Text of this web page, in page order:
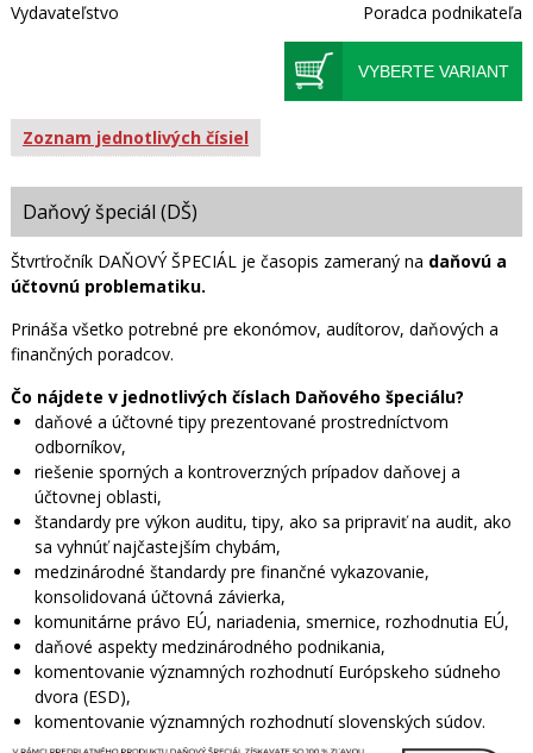
Vydavateľstvo
Poradca podnikateľa
VYBERTE VARIANT
Zoznam jednotlivých čísiel
Daňový špeciál (DŠ)
Štvrťročník DAŇOVÝ ŠPECIÁL je časopis zameraný na daňovú a
účtovnú problematiku.
Prináša všetko potrebné pre ekonómov, audítorov, daňových a
finančných poradcov.
Čo nájdete v jednotlivých číslach Daňového špeciálu?
daňové a účtovné tipy prezentované prostredníctvom
odborníkov,
riešenie sporných a kontroverzných prípadov daňovej a
účtovnej oblasti,
štandardy pre výkon auditu, tipy, ako sa pripraviť na audit, ako
sa vyhnúť najčastejším chybám,
medzinárodné štandardy pre finančné vykazovanie,
konsolidovaná účtovná závierka,
komunitárne právo EÚ, nariadenia, smernice, rozhodnutia EÚ,
daňové aspekty medzinárodného podnikania,
komentovanie významných rozhodnutí Európskeho súdneho
dvora (ESD),
komentovanie významných rozhodnutí slovenských súdov.